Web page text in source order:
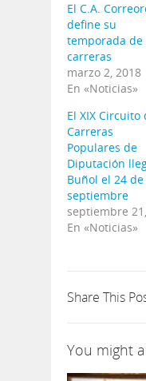
El C.A.
define su
temporada de
carreras
marzo 2, 2018
En «Noticias»
El XIX Circuito
Carreras
Populares de
Diputación
Buñol el 24 de
septiembre
septiembre
En «Noticias»
Share This
You might